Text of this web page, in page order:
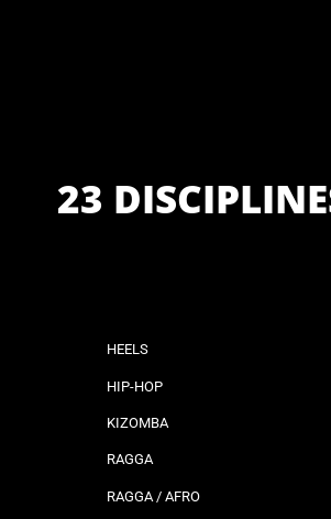
23
HEELS
HIP-HOP
KIZOMBA
RAGGA
RAGGA / AFRO